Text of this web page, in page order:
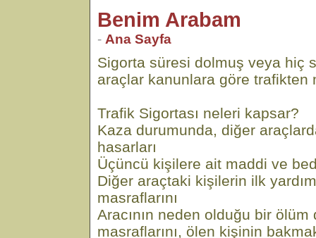
Benim Arabam
- Ana Sayfa
Sigorta süresi dolmuş veya hiç
araçlar kanunlara göre trafikten
Trafik Sigortası neleri kapsar?
Kaza durumunda, diğer
hasarları
Üçüncü kişilere ait maddi ve
Diğer araçtaki kişilerin ilk
masraflarını
Aracının neden olduğu bir
masraflarını, ölen kişinin